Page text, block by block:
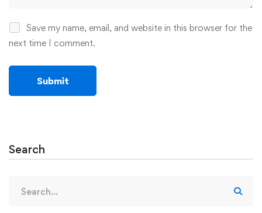
Save my name, email, and website in this browser for the
next time I comment.
Search
for: